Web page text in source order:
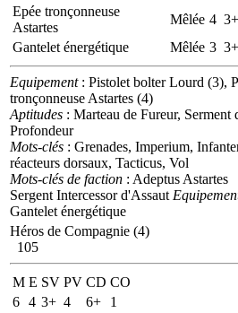
Epée tronçonneuse
Astartes
Mêlée 4 3+
Gantelet énergétique
Mêlée 3 3+
Equipement: Pistolet bolter Lourd (3),
tronçonneuse Astartes (4)
Aptitudes : Marteau de Fureur, Serment
Profondeur
Mots-clés : Grenades, Imperium,
réacteurs dorsaux, Tacticus, Vol
Mots-clés de faction : Adeptus Astartes
Sergent Intercessor d'Assaut
Gantelet énergétique
Héros de Compagnie (4)
105
M E SV PV CD CO
6 4 3+ 4 6+
1